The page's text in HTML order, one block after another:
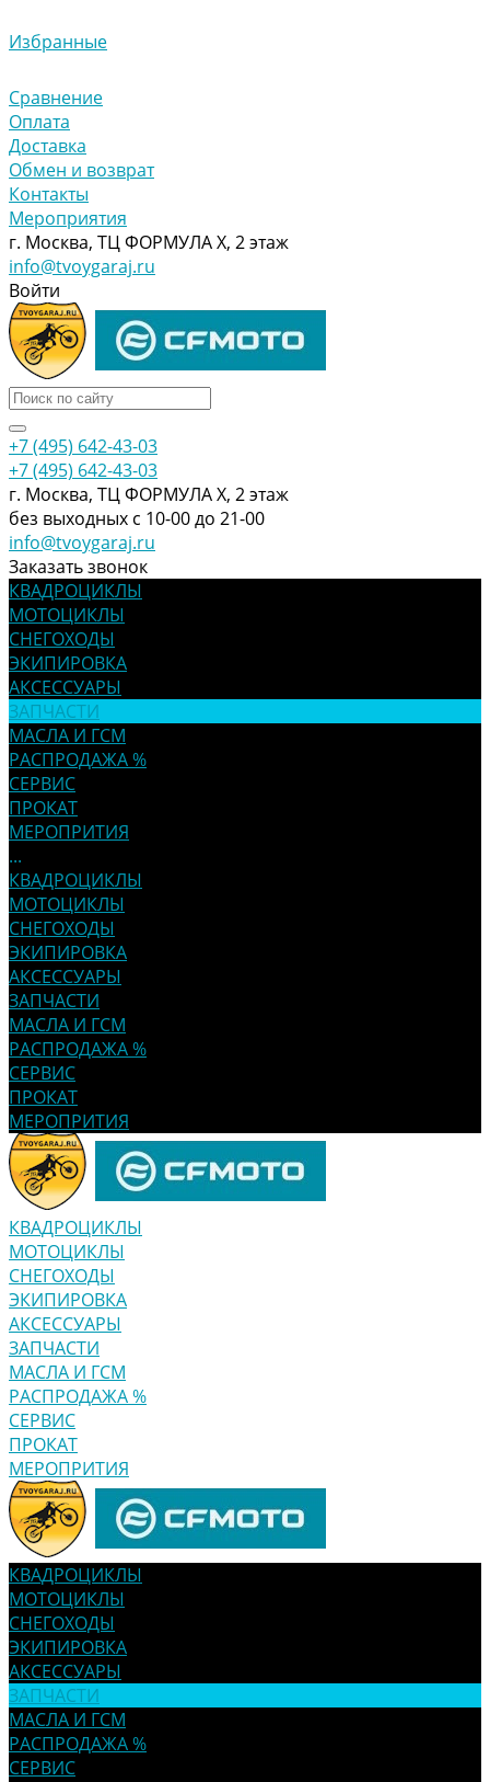
Избранные
Сравнение
Оплата
Доставка
Обмен и возврат
Контакты
Мероприятия
г. Москва, ТЦ ФОРМУЛА Х, 2 этаж
info@tvoygaraj.ru
Войти
+7 (495) 642-43-03
+7 (495) 642-43-03
г. Москва, ТЦ ФОРМУЛА Х, 2 этаж
без выходных с 10-00 до 21-00
info@tvoygaraj.ru
Заказать звонок
КВАДРОЦИКЛЫ
МОТОЦИКЛЫ
СНЕГОХОДЫ
ЭКИПИРОВКА
АКСЕССУАРЫ
ЗАПЧАСТИ
МАСЛА И ГСМ
РАСПРОДАЖА %
СЕРВИС
ПРОКАТ
МЕРОПРИТИЯ
...
КВАДРОЦИКЛЫ
МОТОЦИКЛЫ
СНЕГОХОДЫ
ЭКИПИРОВКА
АКСЕССУАРЫ
ЗАПЧАСТИ
МАСЛА И ГСМ
РАСПРОДАЖА %
СЕРВИС
ПРОКАТ
МЕРОПРИТИЯ
КВАДРОЦИКЛЫ
МОТОЦИКЛЫ
СНЕГОХОДЫ
ЭКИПИРОВКА
АКСЕССУАРЫ
ЗАПЧАСТИ
МАСЛА И ГСМ
РАСПРОДАЖА %
СЕРВИС
ПРОКАТ
МЕРОПРИТИЯ
КВАДРОЦИКЛЫ
МОТОЦИКЛЫ
СНЕГОХОДЫ
ЭКИПИРОВКА
АКСЕССУАРЫ
ЗАПЧАСТИ
МАСЛА И ГСМ
РАСПРОДАЖА %
СЕРВИС